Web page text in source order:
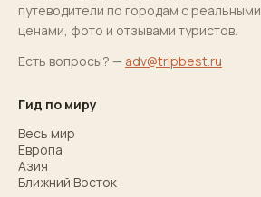
путеводители по городам с реальными
ценами, фото и отзывами туристов.
Есть вопросы? — adv@tripbest.ru
Гид по миру
Весь мир
Европа
Азия
Ближний Восток